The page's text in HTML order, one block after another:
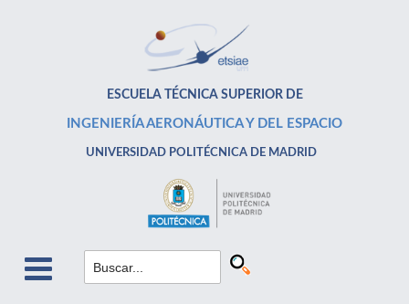
ESCUELA TÉCNICA SUPERIOR DE
INGENIERÍA AERONÁUTICA Y DEL ESPACIO
UNIVERSIDAD POLITÉCNICA DE MADRID